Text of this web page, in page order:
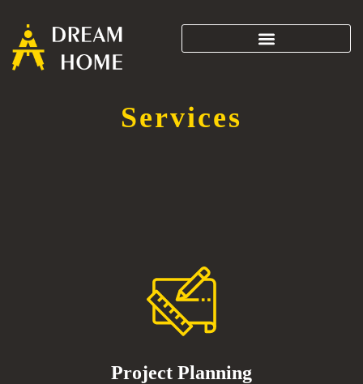
Services
Project Planning